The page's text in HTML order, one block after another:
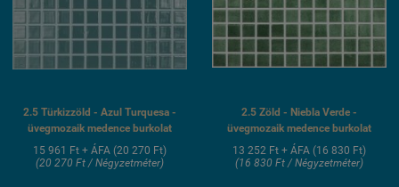
2.5 Türkizzöld - Azul Turquesa -
üvegmozaik medence burkolat
15 961 Ft + ÁFA (20 270 Ft)
(20 270 Ft / Négyzetméter)
2.5 Zöld - Niebla Verde -
üvegmozaik medence burkolat
13 252 Ft + ÁFA (16 830 Ft)
(16 830 Ft / Négyzetméter)